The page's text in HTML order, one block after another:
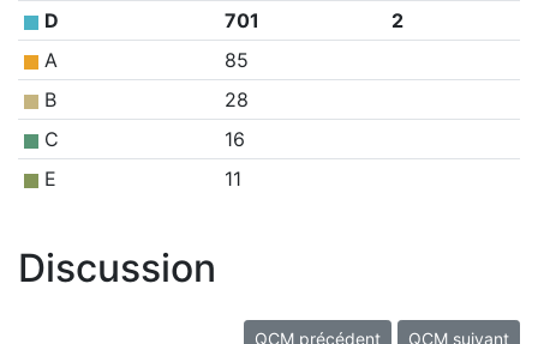
D
701
2
A
85
B
28
C
16
E
11
Discussion
QCM précédent QCM suivant